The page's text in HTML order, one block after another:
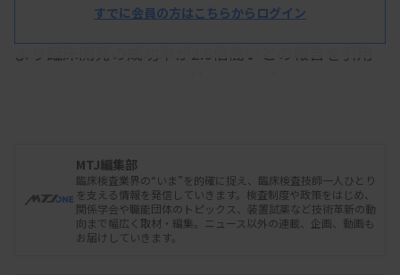
遺伝子的根拠のあるメカニズムの薬剤は、ない薬剤
より臨床開発の成功率が2.6倍高いとの報告を引用
療現場に対して協力を要請した。
2019年に保険診療が始まったがん遺伝子パネル
（CGP）検査の件数は、2025年3月末で10万例を超
すでに会員の方はこちらからログイン
MTJ編集部
臨床検査業界の“いま”を的確に捉え、臨床検査技師一人ひとり
を支える情報を発信していきます。検査制度や政策をはじめ、
関係学会や職能団体のトピックス、装置試薬など技術革新の動
向まで幅広く取材・編集。ニュース以外の連載、企画、動画も
お届けしていきます。